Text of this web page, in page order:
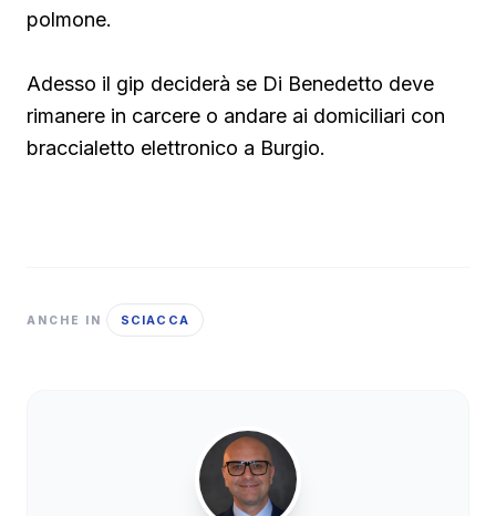
polmone.
Adesso il gip deciderà se Di Benedetto deve
rimanere in carcere o andare ai domiciliari con
braccialetto elettronico a Burgio.
ANCHE IN SCIACCA